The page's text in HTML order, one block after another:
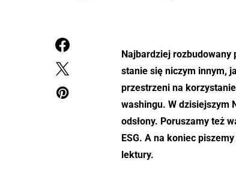
Najbardziej
stanie się niczym innym,
przestrzeni na
washingu. W dzisiejszym
odsłony. Poruszamy też
ESG. A na koniec
lektury.